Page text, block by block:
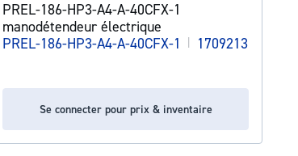
PREL-186-HP3-A4-A-40CFX-1
manodétendeur électrique
PREL-186-HP3-A4-A-40CFX-1
| 1709213
Se connecter pour prix & inventaire